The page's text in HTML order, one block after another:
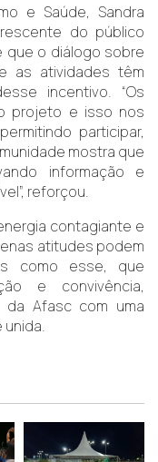
e Saúde, Sandra
do público
que o diálogo sobre
as atividades têm
incentivo. “Os
projeto e isso nos
participar,
mostra que
informação e
reforçou.
contagiante e
atitudes podem
como esse, que
e convivência,
da Afasc com uma